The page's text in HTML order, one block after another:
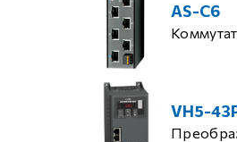
AS-C6
VH5-